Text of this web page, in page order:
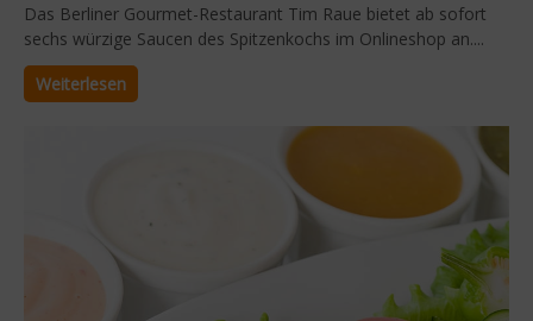
Das Berliner Gourmet-Restaurant Tim Raue bietet ab sofort
sechs würzige Saucen des Spitzenkochs im Onlineshop an....
Weiterlesen